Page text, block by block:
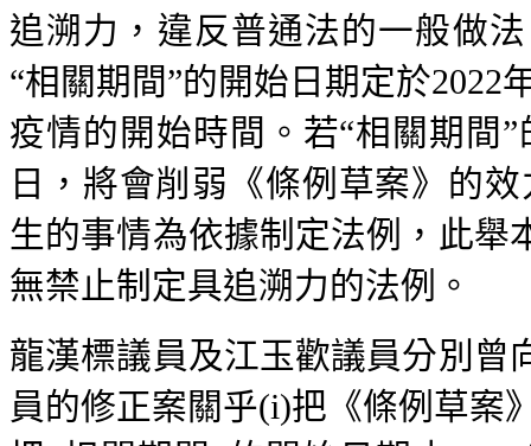
追溯力，違反普通法的一般做
“相關期間”的開始日期定於2022
疫情的開始時間。若“相關期間
日，將會削弱《條例草案》的
生的事情為依據制定法例，此舉
無禁止制定具追溯力的法例。
龍漢標議員及江玉歡議員分別曾
員的修正案關乎(i)把《條例草案